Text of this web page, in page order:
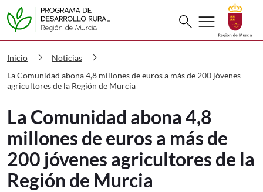
PDR La Comunidad abona 4,8
Buscar
search menu
Inicio chevron_right Noticias chevron_right
La Comunidad abona 4,8 millones de euros a más de 200 jóvenes
agricultores de la Región de Murcia
La Comunidad abona 4,8
millones de euros a más de
200 jóvenes agricultores de la
Región de Murcia